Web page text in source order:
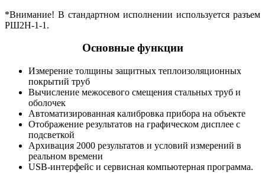
*Внимание! В стандартном исполнении используется разъем
РШ2Н-1-1.
Основные функции
Измерение толщины защитных теплоизоляционных
покрытий труб
Вычисление межосевого смещения стальных труб и
оболочек
Автоматизированная калибровка прибора на объекте
Отображение результатов на графическом дисплее с
подсветкой
Архивация 2000 результатов и условий измерений в
реальном времени
USB-интерфейс и сервисная компьютерная программа.